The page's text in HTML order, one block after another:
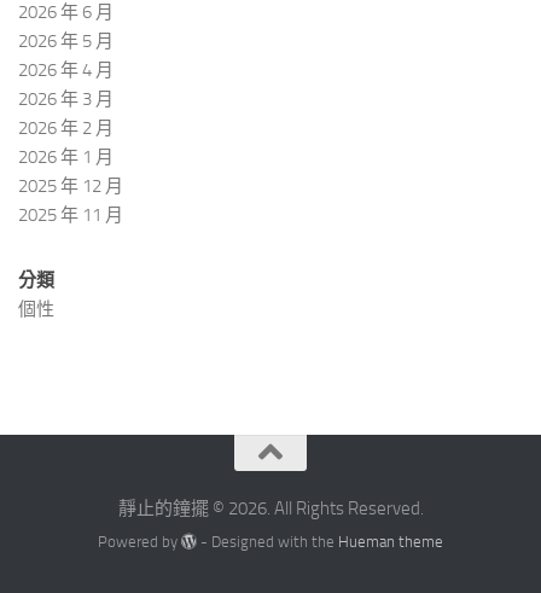
2026 年 6 月
2026 年 5 月
2026 年 4 月
2026 年 3 月
2026 年 2 月
2026 年 1 月
2025 年 12 月
2025 年 11 月
分類
個性
靜止的鐘擺 © 2026. All Rights Reserved.
Powered by - Designed with the Hueman theme